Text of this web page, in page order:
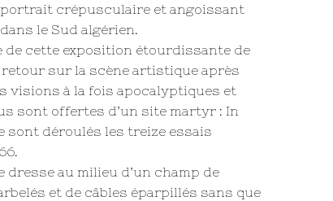
crépusculaire et angoissant
le Sud algérien.
de cette exposition étourdissante de
sur la scène artistique après
visions à la fois apocalyptiques et
sont offertes d’un site martyr : In
sont déroulés les treize essais
dresse au milieu d’un champ de
et de câbles éparpillés sans que